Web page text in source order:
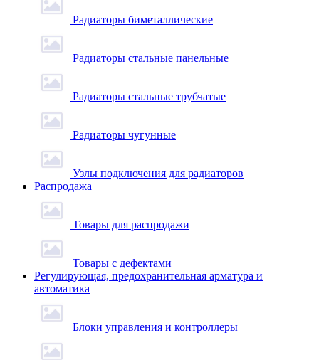
Радиаторы биметаллические
Радиаторы стальные панельные
Радиаторы стальные трубчатые
Радиаторы чугунные
Узлы подключения для радиаторов
Распродажа
Товары для распродажи
Товары с дефектами
Регулирующая, предохранительная арматура и
автоматика
Блоки управления и контроллеры